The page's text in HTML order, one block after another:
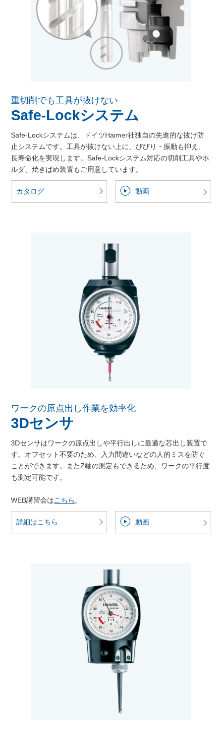
重切削でも工具が抜けない
Safe-Lockシステム
Safe-Lockシステムは、ドイツHaimer社独自の先進的な抜け防
止システムです。工具が抜けない上に、びびり・振動も抑え、
長寿命化を実現します。Safe-Lockシステム対応の切削工具やホ
ルダ、焼きばめ装置もご用意しています。
カタログ 動画
ワークの原点出し作業を効率化
3Dセンサ
3Dセンサはワークの原点出しや平行出しに最適な芯出し装置で
す。オフセット不要のため、入力間違いなどの人的ミスを防ぐ
ことができます。またZ軸の測定もできるため、ワークの平行度
も測定可能です。
WEB講習会はこちら。
詳細はこちら 動画